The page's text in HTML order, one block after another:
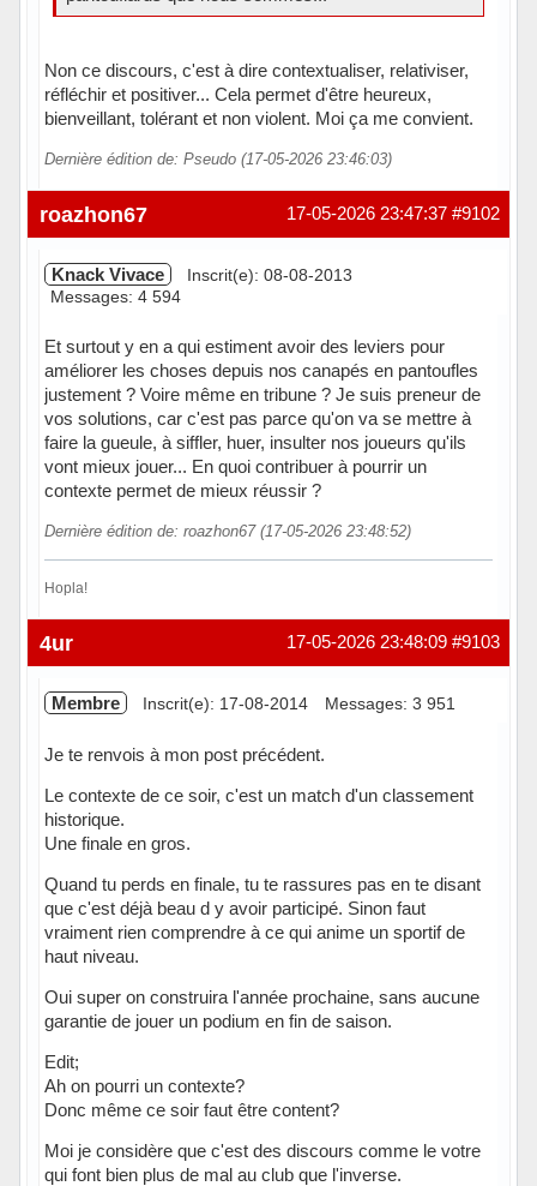
Non ce discours, c'est à dire contextualiser, relativiser,
réfléchir et positiver... Cela permet d'être heureux,
bienveillant, tolérant et non violent. Moi ça me convient.
Dernière édition de: Pseudo (17-05-2026 23:46:03)
Hors ligne #9102
17-05-2026 23:47:37
roazhon67
Knack Vivace
Inscrit(e): 08-08-2013
Messages: 4 594
Et surtout y en a qui estiment avoir des leviers pour
améliorer les choses depuis nos canapés en pantoufles
justement ? Voire même en tribune ? Je suis preneur de
vos solutions, car c'est pas parce qu'on va se mettre à
faire la gueule, à siffler, huer, insulter nos joueurs qu'ils
vont mieux jouer... En quoi contribuer à pourrir un
contexte permet de mieux réussir ?
Dernière édition de: roazhon67 (17-05-2026 23:48:52)
Hopla!
Hors ligne #9103
17-05-2026 23:48:09
4ur
Membre Inscrit(e): 17-08-2014 Messages: 3 951
Je te renvois à mon post précédent.
Le contexte de ce soir, c'est un match d'un classement
historique.
Une finale en gros.
Quand tu perds en finale, tu te rassures pas en te disant
que c'est déjà beau d y avoir participé. Sinon faut
vraiment rien comprendre à ce qui anime un sportif de
haut niveau.
Oui super on construira l'année prochaine, sans aucune
garantie de jouer un podium en fin de saison.
Edit;
Ah on pourri un contexte?
Donc même ce soir faut être content?
Moi je considère que c'est des discours comme le votre
qui font bien plus de mal au club que l'inverse.